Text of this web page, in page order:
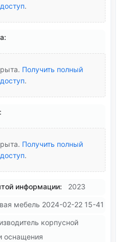
доступ.
Получить полный
доступ.
Получить полный
доступ.
информации: 2023
мебель 2024-02-22 15-41
корпусной
оснащения